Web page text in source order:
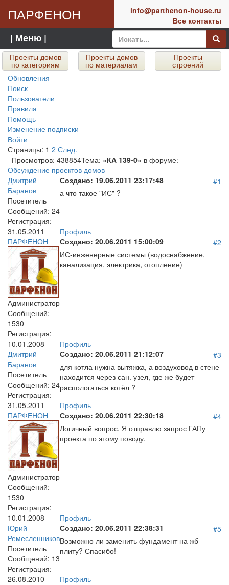
ПАРФЕНОН
info@parthenon-house.ru
Все контакты
| Меню |
Проекты домов
по категориям
Проекты домов
по материалам
Проекты
строений
Обновления
Поиск
Пользователи
Правила
Помощь
Изменение подписки
Войти
Страницы: 1 2 След.
Просмотров: 438854Тема: «КА 139-0» в форуме:
Обсуждение проектов домов
Дмитрий
Баранов
Посетитель
Сообщений: 24
Регистрация:
31.05.2011
Создано: 19.06.2011 23:17:48
#1
а что такое "ИС" ?
Профиль
ПАРФЕНОН
Администратор
Сообщений:
1530
Регистрация:
10.01.2008
Создано: 20.06.2011 15:00:09
#2
ИС-инженерные системы (водоснабжение,
канализация, электрика, отопление)
Профиль
Дмитрий
Баранов
Посетитель
Сообщений: 24
Регистрация:
31.05.2011
Создано: 20.06.2011 21:12:07
#3
для котла нужна вытяжка, а воздуховод в стене
находится через сан. узел, где же будет
распологаться котёл ?
Профиль
ПАРФЕНОН
Администратор
Сообщений:
1530
Регистрация:
10.01.2008
Создано: 20.06.2011 22:30:18
#4
Логичный вопрос. Я отправлю запрос ГАПу
проекта по этому поводу.
Профиль
Юрий
Ремесленников
Посетитель
Сообщений: 13
Регистрация:
26.08.2010
Создано: 20.06.2011 22:38:31
#5
Возможно ли заменить фундамент на жб
плиту? Спасибо!
Профиль